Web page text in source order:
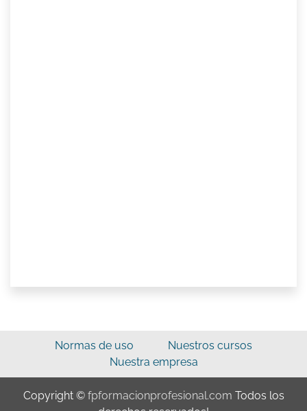
Normas de uso
Nuestros cursos
Nuestra empresa
Copyright © fpformacionprofesional.com Todos los